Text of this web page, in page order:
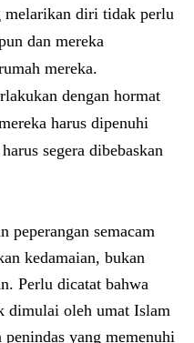
melarikan diri tidak perlu
dan mereka
mereka.
dengan hormat
harus dipenuhi
segera dibebaskan
peperangan semacam
kedamaian, bukan
Perlu dicatat bahwa
dimulai oleh umat Islam
yang memenuhi